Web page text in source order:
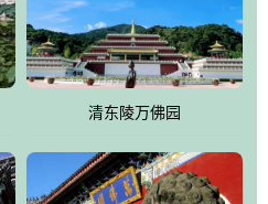
一处特色鲜明、服务周全、环境优
古迹交相呼应的极具吸引力的花园
完成投资近12亿元人民币，园区采
化遗产地清东陵的和谐统一，在园
的有机融合，充分发挥独一无二
清东陵万佛园